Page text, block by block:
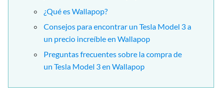
¿Qué es Wallapop?
Consejos para encontrar un Tesla Model 3 a
un precio increíble en Wallapop
Preguntas frecuentes sobre la compra de
un Tesla Model 3 en Wallapop